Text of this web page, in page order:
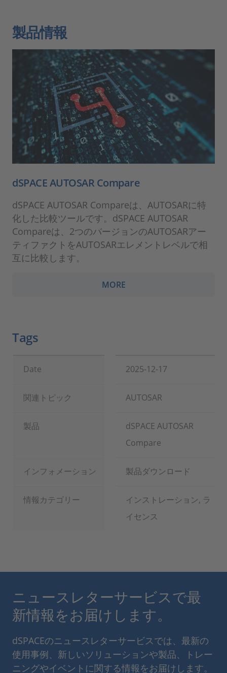
製品情報
dSPACE AUTOSAR Compare
dSPACE AUTOSAR Compareは、AUTOSARに特
化した比較ツールです。dSPACE AUTOSAR
Compareは、2つのバージョンのAUTOSARアー
ティファクトをAUTOSARエレメントレベルで相
互に比較します。
MORE
Tags
Date 2025-12-17
関連トピック AUTOSAR
製品
dSPACE AUTOSAR
Compare
インフォメーション 製品ダウンロード
情報カテゴリー
インストレーション, ラ
イセンス
ニュースレターサービスで最
新情報をお届けします。
dSPACEのニュースレターサービスでは、最新の
使用事例、新しいソリューションや製品、トレー
ニングやイベントに関する情報をお届けします。